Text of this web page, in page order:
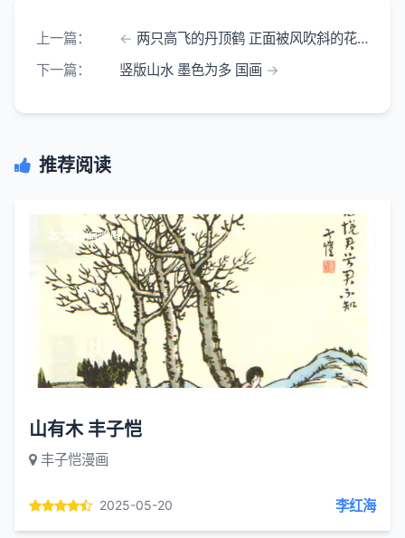
上一篇：
两只高飞的丹顶鹤 正面被风吹斜的花草
下一篇：
竖版山水 墨色为多 国画
推荐阅读
本文有缩略图
山有木 丰子恺
丰子恺漫画
2025-05-20 李红海